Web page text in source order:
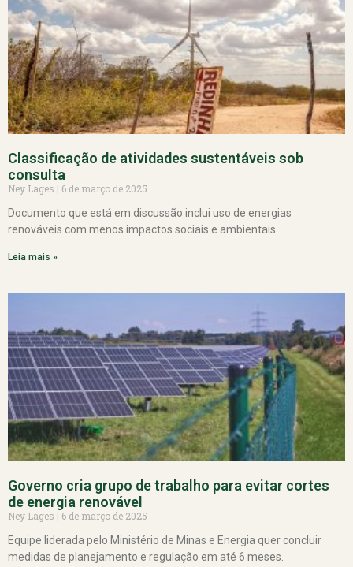
Classificação de atividades sustentáveis sob
consulta
Ney Lages
6 de março de 2025
Documento que está em discussão inclui uso de energias
renováveis com menos impactos sociais e ambientais.
Leia mais »
Governo cria grupo de trabalho para evitar cortes
de energia renovável
Ney Lages
6 de março de 2025
Equipe liderada pelo Ministério de Minas e Energia quer concluir
medidas de planejamento e regulação em até 6 meses.